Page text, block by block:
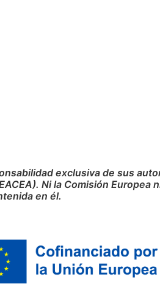
exclusiva de sus
Ni la Comisión Europea
en él.